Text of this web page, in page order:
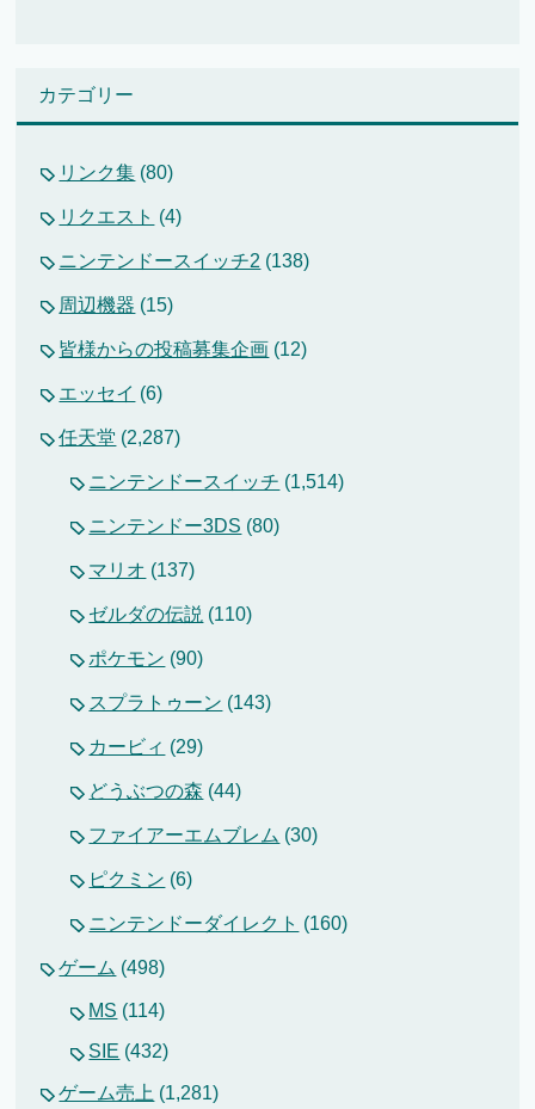
カテゴリー
リンク集 (80)
リクエスト (4)
ニンテンドースイッチ2 (138)
周辺機器 (15)
皆様からの投稿募集企画 (12)
エッセイ (6)
任天堂 (2,287)
ニンテンドースイッチ (1,514)
ニンテンドー3DS (80)
マリオ (137)
ゼルダの伝説 (110)
ポケモン (90)
スプラトゥーン (143)
カービィ (29)
どうぶつの森 (44)
ファイアーエムブレム (30)
ピクミン (6)
ニンテンドーダイレクト (160)
ゲーム (498)
MS (114)
SIE (432)
ゲーム売上 (1,281)